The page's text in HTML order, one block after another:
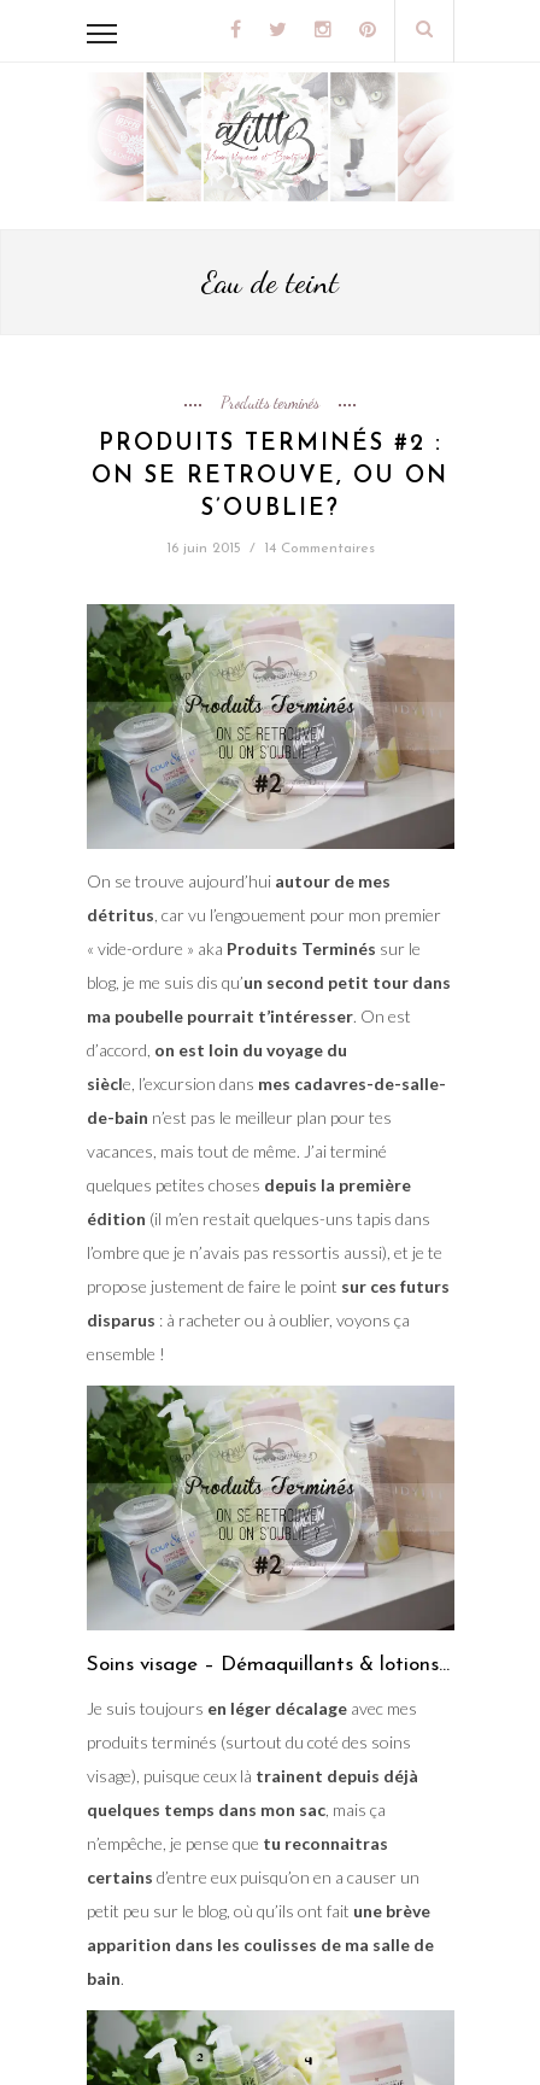
Eau de teint
Produits terminés
PRODUITS TERMINÉS #2 :
ON SE RETROUVE, OU ON
S’OUBLIE?
16 juin 2015 / 14 Commentaires
On se trouve aujourd’hui autour de mes
détritus , car vu l’engouement pour mon premier
« vide-ordure » aka Produits Terminés sur le
blog, je me suis dis qu’un second petit tour dans
ma poubelle pourrait t’intéresser. On est
d’accord, on est loin du voyage du
siècle, l’excursion dans mes cadavres-de-salle-
de-bain n’est pas le meilleur plan pour tes
vacances, mais tout de même. J’ai terminé
quelques petites choses depuis la première
édition (il m’en restait quelques-uns tapis dans
l’ombre que je n’avais pas ressortis aussi), et je te
propose justement de faire le point sur ces futurs
disparus : à racheter ou à oublier, voyons ça
ensemble !
Soins visage – Démaquillants & lotions…
Je suis toujours en léger décalageavec mes
produits terminés (surtout du coté des soins
visage), puisque ceux là trainent depuis déjà
quelques temps dans mon sac, mais ça
n’empêche, je pense que tu reconnaitras
certains d’entre eux puisqu’on en a causer un
petit peu sur le blog, où qu’ils ont fait une brève
apparition dans les coulisses de ma salle de
bain.